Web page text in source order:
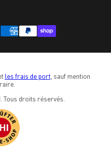
les frais de port, sauf mention
Tous droits réservés.